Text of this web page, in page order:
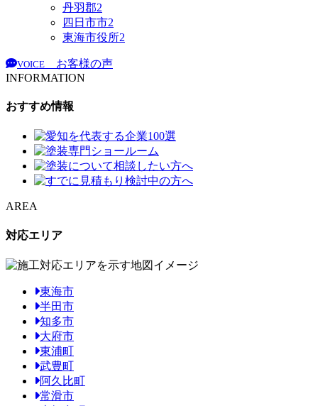
丹羽郡2
四日市市2
東海市役所2
VOICE
お客様の声
INFORMATION
おすすめ情報
AREA
対応エリア
東海市
半田市
知多市
大府市
東浦町
武豊町
阿久比町
常滑市